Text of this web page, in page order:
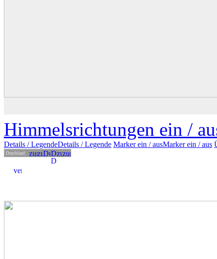
Himmelsrichtungen ein /
Details / LegendeDetails /Legende Marker ein /ausMarkerein / aus
Durchlauf: